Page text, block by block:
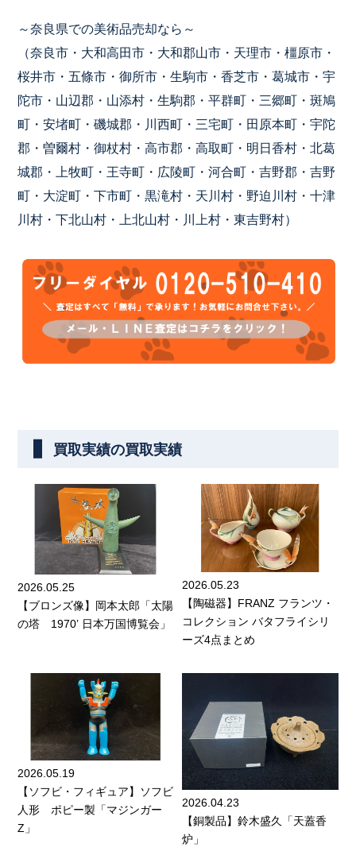
～奈良県での美術品売却なら～
（奈良市・大和高田市・大和郡山市・天理市・橿原市・
桜井市・五條市・御所市・生駒市・香芝市・葛城市・宇
陀市・山辺郡・山添村・生駒郡・平群町・三郷町・斑鳩
町・安堵町・磯城郡・川西町・三宅町・田原本町・宇陀
郡・曽爾村・御杖村・高市郡・高取町・明日香村・北葛
城郡・上牧町・王寺町・広陵町・河合町・吉野郡・吉野
町・大淀町・下市町・黒滝村・天川村・野迫川村・十津
川村・下北山村・上北山村・川上村・東吉野村）
買取実績の買取実績
2026.05.25
【ブロンズ像】岡本太郎「太陽
の塔 1970’ 日本万国博覧会」
2026.05.23
【陶磁器】FRANZ フランツ・
コレクション バタフライシリ
ーズ4点まとめ
2026.05.19
【ソフビ・フィギュア】ソフビ
人形 ポピー製「マジンガー
Z」
2026.04.23
【銅製品】鈴木盛久「天蓋香
炉」